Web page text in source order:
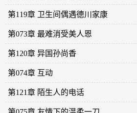
第119章 卫生间偶遇德川家康
第073章 最难消受美人恩
第120章 异国孙尚香
第074章 互动
第121章 陌生人的电话